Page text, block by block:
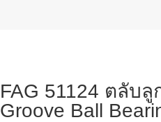
FAG 51124 ตลับ
Groove Ball